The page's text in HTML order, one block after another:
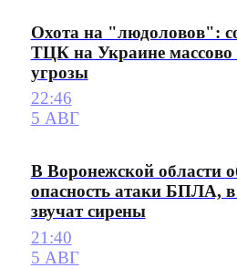
Охота на "людоловов":
ТЦК на Украине массово
угрозы
22:46
5 АВГ
В Воронежской области
опасность атаки БПЛА,
звучат сирены
21:40
5 АВГ